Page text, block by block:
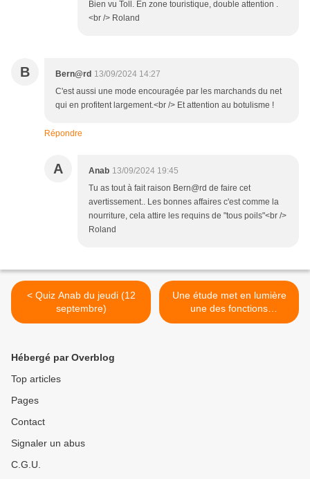
Bien vu Toll. En zone touristique, double attention .
<br /> Roland
B Bern@rd 13/09/2024 14:27
C'est aussi une mode encouragée par les marchands du net
qui en profitent largement.<br /> Et attention au botulisme !
Répondre
A Anab 13/09/2024 19:45
Tu as tout à fait raison Bern@rd de faire cet
avertissement.. Les bonnes affaires c'est comme la
nourriture, cela attire les requins de "tous poils"<br />
Roland
< Quiz Anab du jeudi (12
septembre)
Une étude met en lumière
une des fonctions
biologiques de l’herbe-aux-
Hébergé par Overblog
Top articles
Pages
Contact
Signaler un abus
C.G.U.